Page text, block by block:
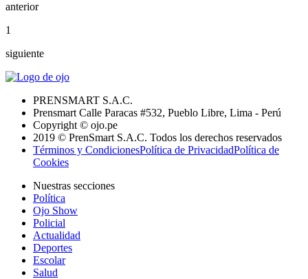
anterior
1
siguiente
PRENSMART S.A.C.
Prensmart Calle Paracas #532, Pueblo Libre, Lima - Perú
Copyright © ojo.pe
2019 © PrenSmart S.A.C. Todos los derechos reservados
Términos y CondicionesPolítica de PrivacidadPolítica de
Cookies
Nuestras secciones
Política
Ojo Show
Policial
Actualidad
Deportes
Escolar
Salud